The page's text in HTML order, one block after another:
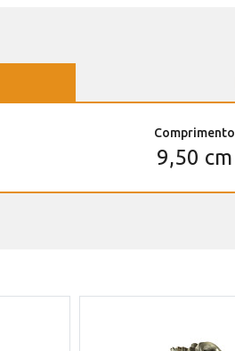
Comprimento
9,50 cm